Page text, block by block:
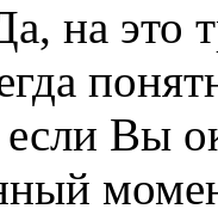
на это
Вы